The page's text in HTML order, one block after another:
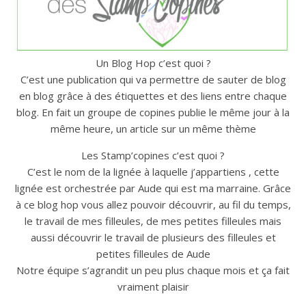
Un Blog Hop c’est quoi ?
C’est une publication qui va permettre de sauter de blog
en blog grâce à des étiquettes et des liens entre chaque
blog. En fait un groupe de copines publie le même jour à la
même heure, un article sur un même thème
Les Stamp’copines c’est quoi ?
C’est le nom de la lignée à laquelle j’appartiens , cette
lignée est orchestrée par Aude qui est ma marraine. Grâce
à ce blog hop vous allez pouvoir découvrir, au fil du temps,
le travail de mes filleules, de mes petites filleules mais
aussi découvrir le travail de plusieurs des filleules et
petites filleules de Aude
Notre équipe s’agrandit un peu plus chaque mois et ça fait
vraiment plaisir